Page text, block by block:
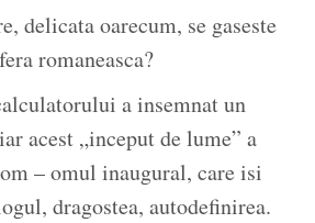
delicata oarecum, se gaseste
romaneasca?
a insemnat un
acest „inceput de lume” a
– omul inaugural, care isi
dragostea, autodefinirea.